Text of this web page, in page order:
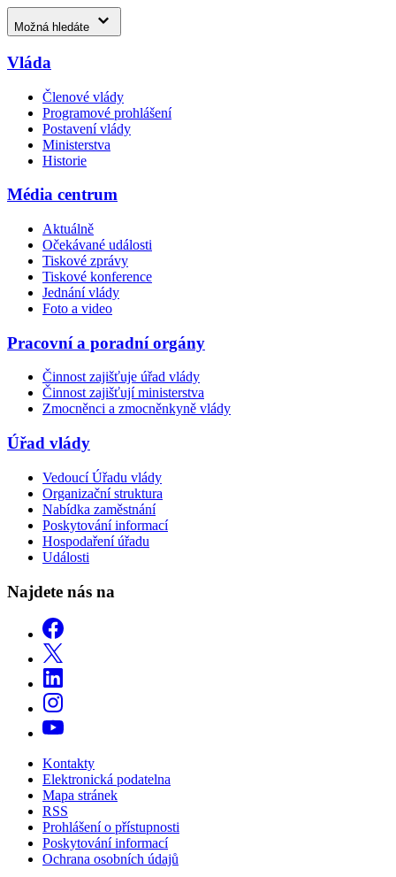
Možná hledáte
Vláda
Členové vlády
Programové prohlášení
Postavení vlády
Ministerstva
Historie
Média centrum
Aktuálně
Očekávané události
Tiskové zprávy
Tiskové konference
Jednání vlády
Foto a video
Pracovní a poradní orgány
Činnost zajišťuje úřad vlády
Činnost zajišťují ministerstva
Zmocněnci a zmocněnkyně vlády
Úřad vlády
Vedoucí Úřadu vlády
Organizační struktura
Nabídka zaměstnání
Poskytování informací
Hospodaření úřadu
Události
Najdete nás na
Kontakty
Elektronická podatelna
Mapa stránek
RSS
Prohlášení o přístupnosti
Poskytování informací
Ochrana osobních údajů